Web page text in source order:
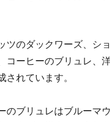
ツのダックワーズ、シ
コーヒーのブリュレ、
されています。
のブリュレはブルーマ